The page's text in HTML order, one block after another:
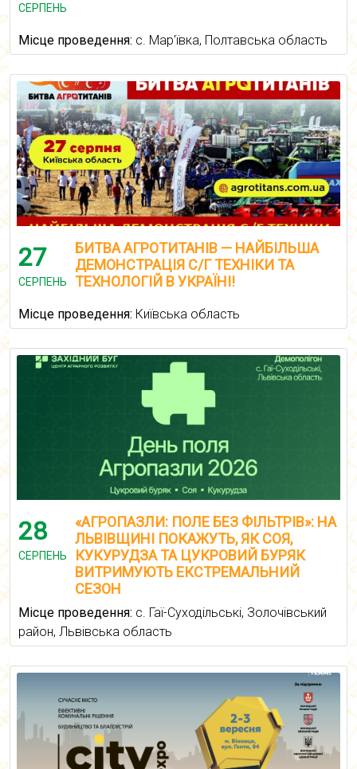
СЕРПЕНЬ
Місце проведення: с. Мар'ївка, Полтавська область
27
СЕРПЕНЬ
БИТВА АГРОТИТАНІВ — НАЙБІЛЬША
ДЕМОНСТРАЦІЯ С/Г ТЕХНІКИ ТА
ТЕХНОЛОГІЙ В УКРАЇНІ!
Місце проведення: Київська область
28
СЕРПЕНЬ
«АГРОПАЗЛИ: ПОЛЕ БЕЗ ФІЛЬТРІВ»: НА
ЛЬВІВЩИНІ ПОКАЖУТЬ, ЯК СОЯ,
КУКУРУДЗА ТА ЦУКРОВИЙ БУРЯК
ВИТРИМУЮТЬ ЕКСТРЕМАЛЬНИЙ
СЕЗОН
Місце проведення: с. Гаї-Суходільські, Золочівський
район, Львівська область